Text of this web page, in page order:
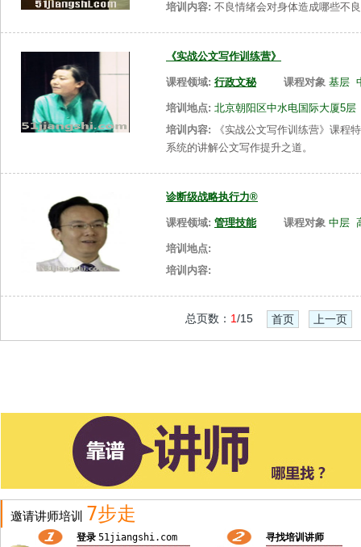
培训内容: 不良情绪会对身体造成哪些不
《实战公文写作训练营》
课程领域: 行政文秘 课程对象 基层
培训地点: 北京朝阳区中水电国际大厦5层
培训内容:
《实战公文写作训练营》课程
系统的讲解公文写作提升之道。
诊断级战略执行力®
课程领域: 管理技能 课程对象 中层
培训地点:
培训内容:
总页数： 1/15 首页 上一页
邀请讲师培训 7步走
登录 51jiangshi.com 寻找培训讲师